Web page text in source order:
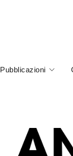
Pubblicazioni